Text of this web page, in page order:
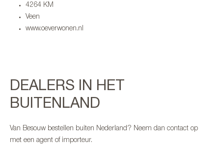
4264 KM
Veen
www.oeverwonen.nl
DEALERS IN HET
BUITENLAND
Van Besouw bestellen buiten Nederland? Neem dan contact op
met een agent of importeur.